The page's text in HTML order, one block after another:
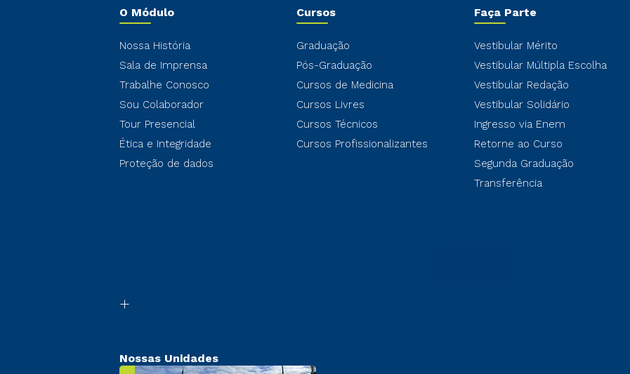
O Módulo
Nossa História
Sala de Imprensa
Trabalhe Conosco
Sou Colaborador
Tour Presencial
Ética e Integridade
Proteção de dados
Cursos
Graduação
Pós-Graduação
Cursos de Medicina
Cursos Livres
Cursos Técnicos
Cursos Profissionalizantes
Faça Parte
Vestibular Mérito
Vestibular Múltipla Escolha
Vestibular Redação
Vestibular Solidário
Ingresso via Enem
Retorne ao Curso
Segunda Graduação
Transferência
Nossas Unidades